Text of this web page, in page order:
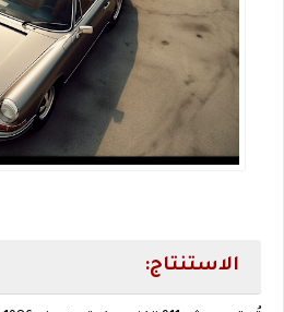
الاستنتاج: